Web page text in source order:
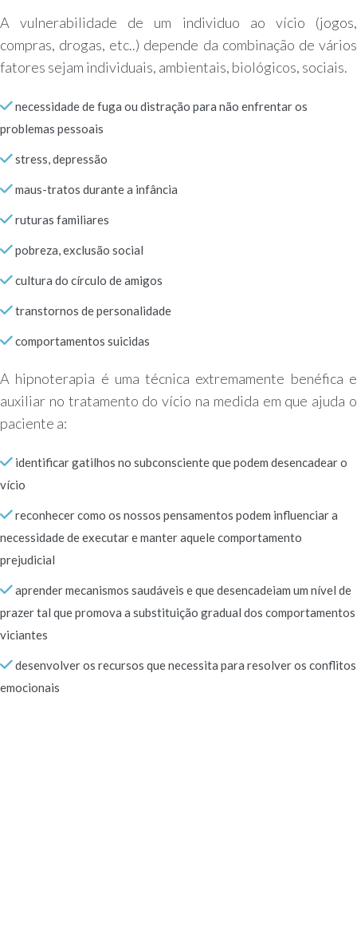
A vulnerabilidade de um individuo ao vício (jogos,
compras, drogas, etc..) depende da combinação de vários
fatores sejam individuais, ambientais, biológicos, sociais.
necessidade de fuga ou distração para não enfrentar os
problemas pessoais
stress, depressão
maus-tratos durante a infância
ruturas familiares
pobreza, exclusão social
cultura do círculo de amigos
transtornos de personalidade
comportamentos suicidas
A hipnoterapia é uma técnica extremamente benéfica e
auxiliar no tratamento do vício na medida em que ajuda o
paciente a:
identificar gatilhos no subconsciente que podem desencadear o
vício
reconhecer como os nossos pensamentos podem influenciar a
necessidade de executar e manter aquele comportamento
prejudicial
aprender mecanismos saudáveis e que desencadeiam um nível de
prazer tal que promova a substituição gradual dos comportamentos
viciantes
desenvolver os recursos que necessita para resolver os conflitos
emocionais